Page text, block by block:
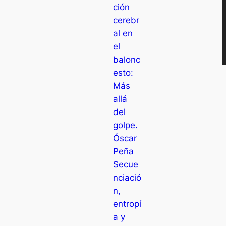
ción
cerebr
al en
el
balonc
esto:
Más
allá
del
golpe.
Óscar
Peña
Secue
nciació
n,
entropí
a y